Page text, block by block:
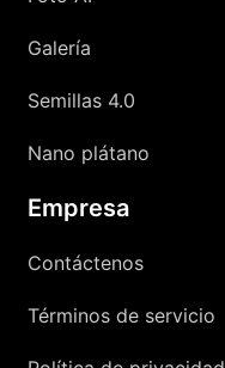
Galería
Semillas 4.0
Nano plátano
Empresa
Contáctenos
Términos de servicio